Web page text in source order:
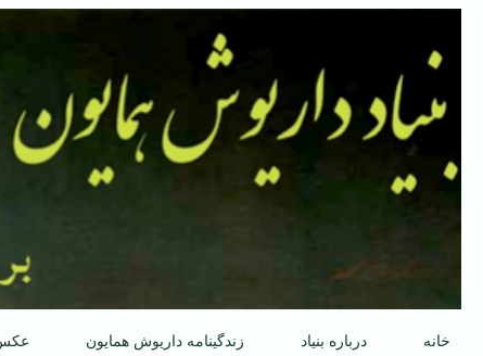
پرش
محتوا
خانه درباره بنیاد زندگینامه داریوش همایون